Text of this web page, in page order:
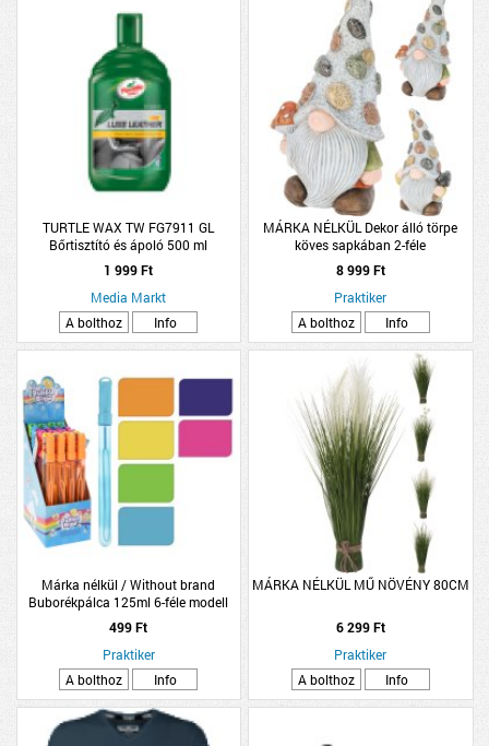
TURTLE WAX TW FG7911 GL
Bőrtisztító és ápoló 500 ml
1 999 Ft
Media Markt
A bolthoz
Info
MÁRKA NÉLKÜL Dekor álló törpe
köves sapkában 2-féle
8 999 Ft
Praktiker
A bolthoz
Info
Márka nélkül / Without brand
Buborékpálca 125ml 6-féle modell
499 Ft
Praktiker
A bolthoz
Info
MÁRKA NÉLKÜL MŰ NÖVÉNY 80CM
6 299 Ft
Praktiker
A bolthoz
Info